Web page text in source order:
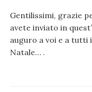
Gentilissimi, grazie
avete inviato in
auguro a voi e a tutti
Natale… .